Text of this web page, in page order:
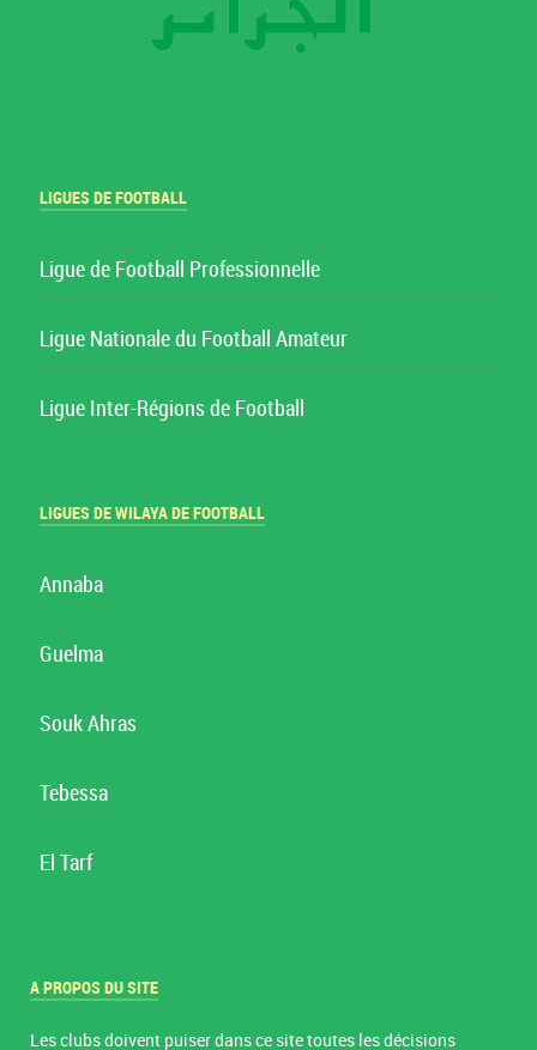
LIGUES DE FOOTBALL
Ligue de Football Professionnelle
Ligue Nationale du Football Amateur
Ligue Inter-Régions de Football
LIGUES DE WILAYA DE FOOTBALL
Annaba
Guelma
Souk Ahras
Tebessa
El Tarf
A PROPOS DU SITE
Les clubs doivent puiser dans ce site toutes les décisions